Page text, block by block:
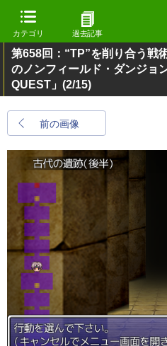
カテゴリ 過去記事
第658回：“TP”を削り合う戦
のノンフィールド・ダンジョ
QUEST」 (2/15)
前の画像